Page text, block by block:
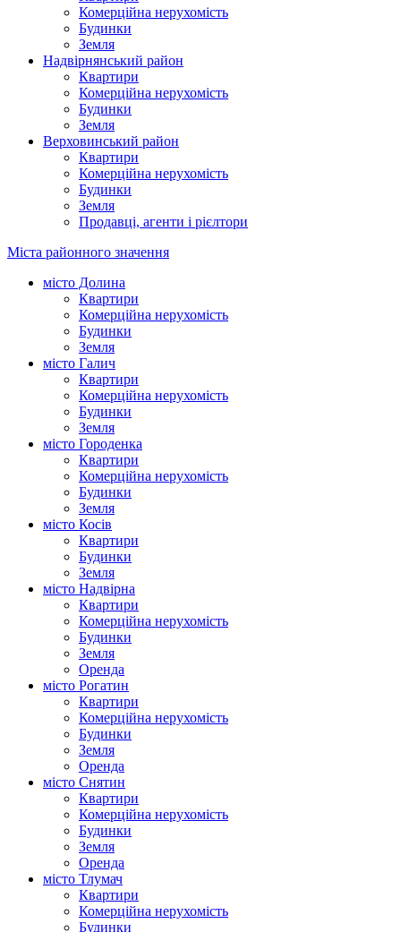
Комерційна нерухомість
Будинки
Земля
Надвірнянський район
Квартири
Комерційна нерухомість
Будинки
Земля
Верховинський район
Квартири
Комерційна нерухомість
Будинки
Земля
Продавці, агенти і рієлтори
Міста районного значення
місто Долина
Квартири
Комерційна нерухомість
Будинки
Земля
місто Галич
Квартири
Комерційна нерухомість
Будинки
Земля
місто Городенка
Квартири
Комерційна нерухомість
Будинки
Земля
місто Косів
Квартири
Будинки
Земля
місто Надвірна
Квартири
Комерційна нерухомість
Будинки
Земля
Оренда
місто Рогатин
Квартири
Комерційна нерухомість
Будинки
Земля
Оренда
місто Снятин
Квартири
Комерційна нерухомість
Будинки
Земля
Оренда
місто Тлумач
Квартири
Комерційна нерухомість
Будинки